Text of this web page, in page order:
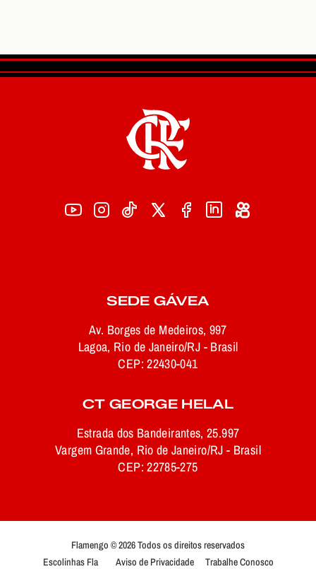
SEDE GÁVEA
Av. Borges de Medeiros, 997
Lagoa, Rio de Janeiro/RJ - Brasil
CEP: 22430-041
CT GEORGE HELAL
Estrada dos Bandeirantes, 25.997
Vargem Grande, Rio de Janeiro/RJ - Brasil
CEP: 22785-275
Flamengo © 2026 Todos os direitos reservados
Escolinhas Fla
Aviso de Privacidade Trabalhe Conosco